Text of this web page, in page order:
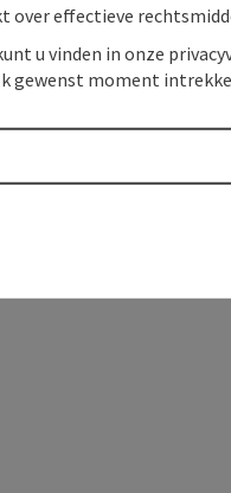
over effectieve
u vinden in onze
gewenst moment